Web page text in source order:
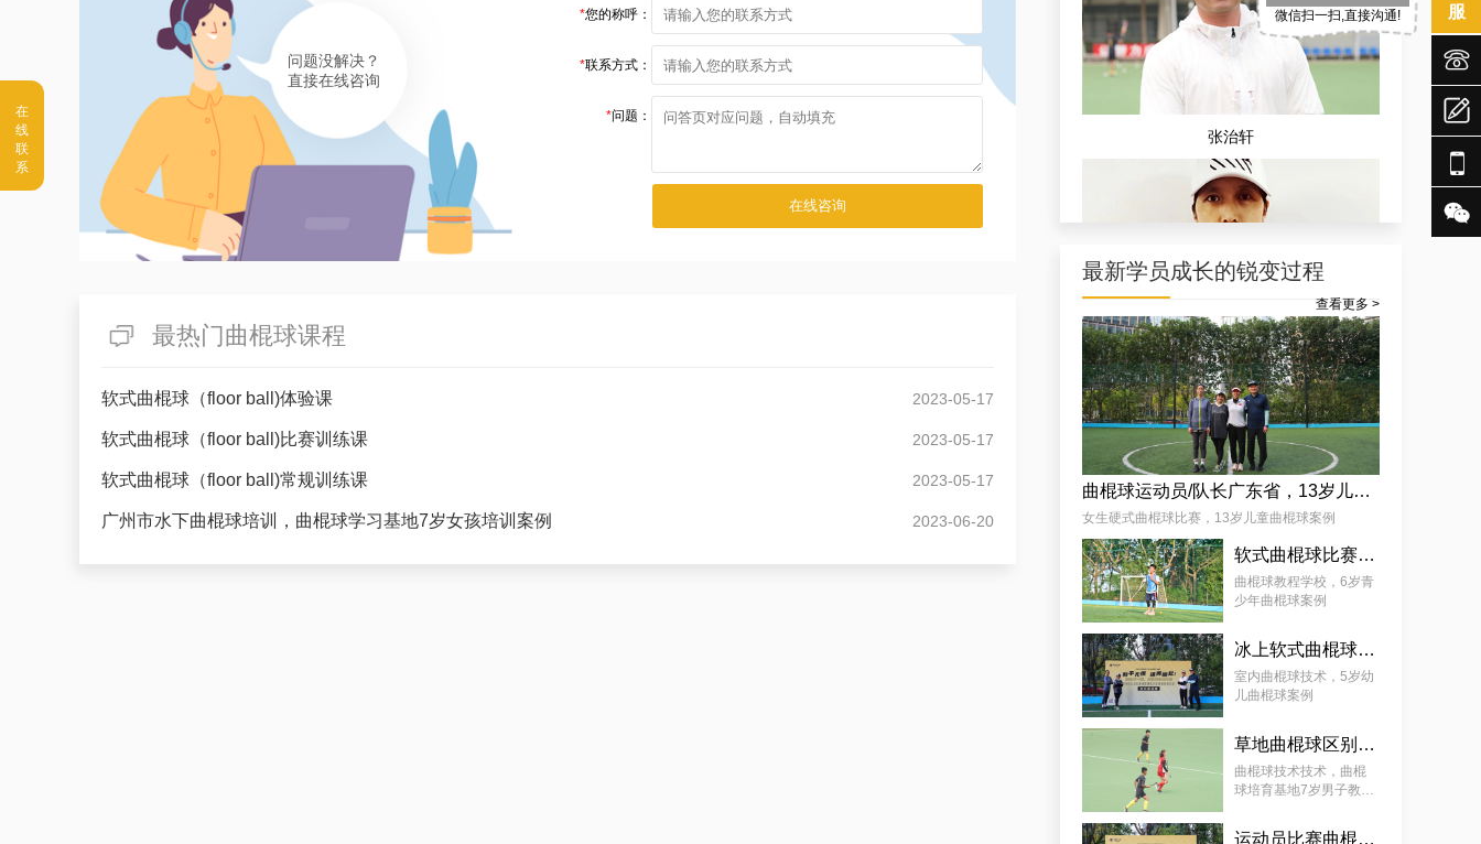
问题没解决？
直接在线咨询
*您的称呼：
*联系方式：
*问题：
最热门曲棍球课程
软式曲棍球（floor ball)体验课 2023-05-17
软式曲棍球（floor ball)比赛训练课 2023-05-17
软式曲棍球（floor ball)常规训练课 2023-05-17
广州市水下曲棍球培训，曲棍球学习基地7岁女孩培训案例 2023-06-20
张治轩
杨娟
麦少颜
最新学员成长的锐变过程
查看更多 >
曲棍球运动员/队长广东省，13岁儿童曲棍球案例
女生硬式曲棍球比赛，13岁儿童曲棍球案例
软式曲棍球比赛技巧，6岁青少年曲棍球教程案例
曲棍球教程学校，6岁青
少年曲棍球案例
冰上软式曲棍球，曲棍球教育基地5岁女孩教程案例
室内曲棍球技术，5岁幼
儿曲棍球案例
草地曲棍球区别，7岁幼儿曲棍球教学案例
曲棍球技术技术，曲棍
球培育基地7岁男子教学
运动员比赛曲棍球，9岁幼儿曲棍球案例
服
微信扫一扫,直接沟通!




